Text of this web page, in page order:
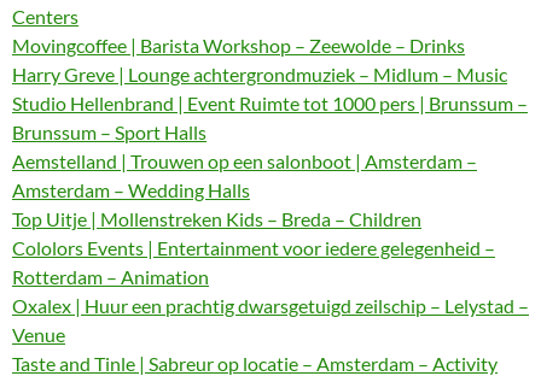
Centers
Movingcoffee | Barista Workshop – Zeewolde – Drinks
Harry Greve | Lounge achtergrondmuziek – Midlum – Music
Studio Hellenbrand | Event Ruimte tot 1000 pers | Brunssum –
Brunssum – Sport Halls
Aemstelland | Trouwen op een salonboot | Amsterdam –
Amsterdam – Wedding Halls
Top Uitje | Mollenstreken Kids – Breda – Children
Cololors Events | Entertainment voor iedere gelegenheid –
Rotterdam – Animation
Oxalex | Huur een prachtig dwarsgetuigd zeilschip – Lelystad –
Venue
Taste and Tinle | Sabreur op locatie – Amsterdam – Activity